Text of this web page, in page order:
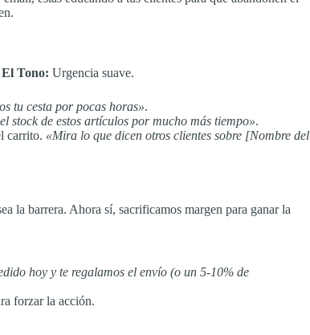
El Tono: Urgencia suave.
tu cesta por pocas horas».
stock de estos artículos por mucho más tiempo».
carrito. «Mira lo que dicen otros clientes sobre [Nombre del
la barrera. Ahora sí, sacrificamos margen para ganar la
hoy y te regalamos el envío (o un 5-10% de
forzar la acción.